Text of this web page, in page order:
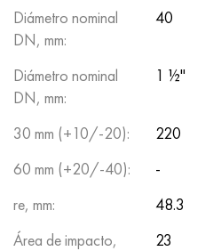
Diámetro nominal
DN, mm:
40
Diámetro nominal
DN, mm:
1 ½"
30 mm (+10/-20):
220
60 mm (+20/-40):
-
re, mm:
48.3
Área de impacto,
23